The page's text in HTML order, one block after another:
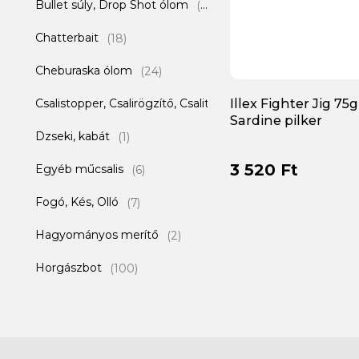
Bullet súly, Drop Shot ólom (7)
Chatterbait (18)
Cheburaska ólom (24)
Csalistopper, Csalirögzítő, Csalitüske (1)
Dzseki, kabát (1)
Egyéb műcsalis (6)
Fogó, Kés, Olló (7)
Hagyományos merítő (2)
Horgászbot (100)
Illex Fighter Jig 75g
Sardine pilker
3 520 Ft